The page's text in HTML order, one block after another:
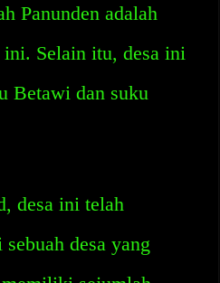
Panunden adalah
ini. Selain itu, desa ini
Betawi dan suku
desa ini telah
desa yang